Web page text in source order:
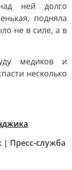
ней долго
подняла
не в силе, а в
медиков и
несколько
Пресс-служба